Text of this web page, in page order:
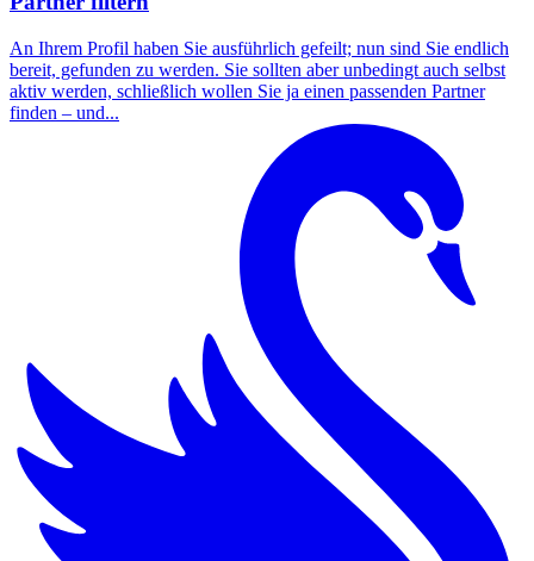
An Ihrem Profil haben Sie ausführlich gefeilt; nun sind Sie endlich
bereit, gefunden zu werden. Sie sollten aber unbedingt auch selbst
aktiv werden, schließlich wollen Sie ja einen passenden Partner
finden – und...